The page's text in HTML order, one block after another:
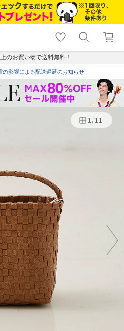
shopping_cart lock_outline
ログイン
のお買い物で送料無料！
の影響による配送遅延のお知らせ
1/11